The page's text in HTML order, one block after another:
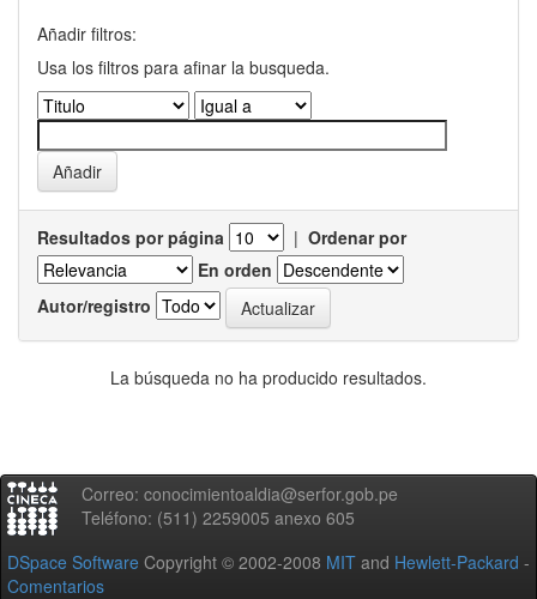
Añadir filtros:
Usa los filtros para afinar la busqueda.
Resultados por página | Ordenar por
En orden
Autor/registro
La búsqueda no ha producido resultados.
Correo: conocimientoaldia@serfor.gob.pe
Teléfono: (511) 2259005 anexo 605
DSpace Software Copyright © 2002-2008 MIT and Hewlett-Packard -
Comentarios